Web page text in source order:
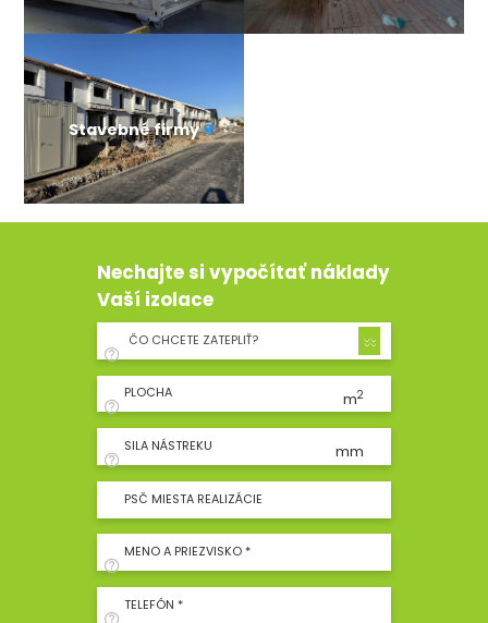
Stavebné firmy
Nechajte si vypočítať náklady
Vaší izolace
ČO CHCETE ZATEPLIŤ?
PLOCHA m2
SILA NÁSTREKU mm
PSČ MIESTA REALIZÁCIE
MENO A PRIEZVISKO *
TELEFÓN *